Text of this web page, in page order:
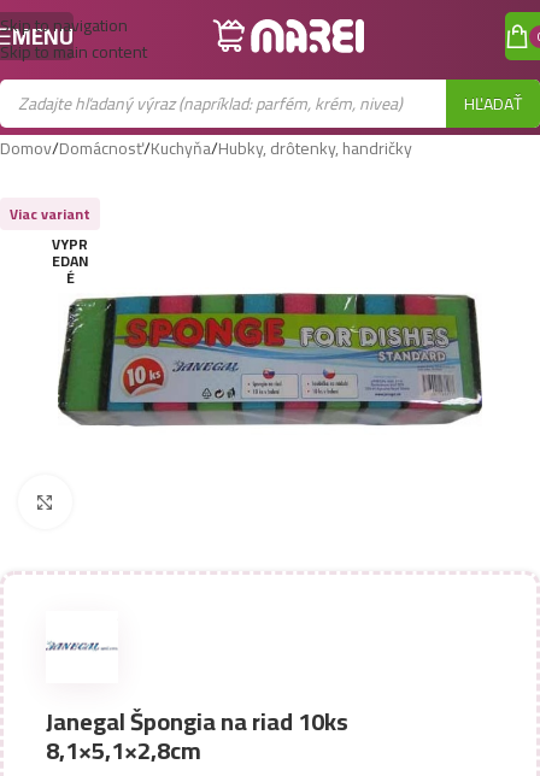
Skip to navigation
Skip to main content
MENU
HĽADAŤ
Domov/Domácnosť/Kuchyňa/Hubky, drôtenky, handričky
VYPR
EDAN
É
Viac variant
Janegal Špongia na riad 10ks
8,1×5,1×2,8cm